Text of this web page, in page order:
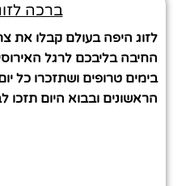
ברכה
לזוג היפה בעולם קבלו את
החיבה בליבכם לרגל
בימים טרופים ושתזכרו כל
הראשונים ובבוא היום תזכו